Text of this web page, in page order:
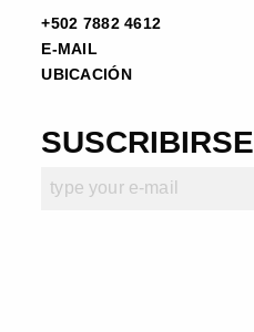
+502 7882 4612
E-MAIL
UBICACIÓN
SUSCRIBIRSE